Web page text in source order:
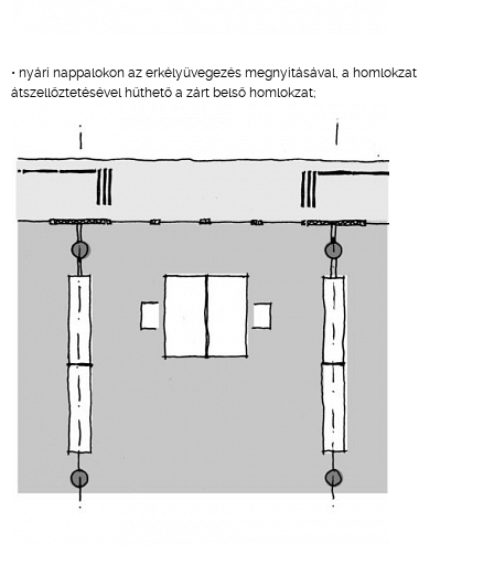
• nyári nappalokon az erkélyüvegezés megnyitásával, a homlokzat
átszellőztetésével hűthető a zárt belső homlokzat;